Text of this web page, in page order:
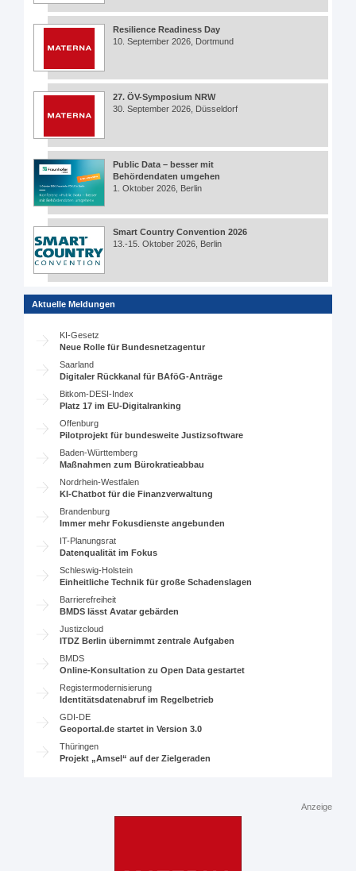
Resilience Readiness Day
10. September 2026, Dortmund
27. ÖV-Symposium NRW
30. September 2026, Düsseldorf
Public Data – besser mit
Behördendaten umgehen
1. Oktober 2026, Berlin
Smart Country Convention 2026
13.-15. Oktober 2026, Berlin
Aktuelle Meldungen
KI-Gesetz
Neue Rolle für Bundesnetzagentur
Saarland
Digitaler Rückkanal für BAföG-Anträge
Bitkom-DESI-Index
Platz 17 im EU-Digitalranking
Offenburg
Pilotprojekt für bundesweite Justizsoftware
Baden-Württemberg
Maßnahmen zum Bürokratieabbau
Nordrhein-Westfalen
KI-Chatbot für die Finanzverwaltung
Brandenburg
Immer mehr Fokusdienste angebunden
IT-Planungsrat
Datenqualität im Fokus
Schleswig-Holstein
Einheitliche Technik für große Schadenslagen
Barrierefreiheit
BMDS lässt Avatar gebärden
Justizcloud
ITDZ Berlin übernimmt zentrale Aufgaben
BMDS
Online-Konsultation zu Open Data gestartet
Registermodernisierung
Identitätsdatenabruf im Regelbetrieb
GDI-DE
Geoportal.de startet in Version 3.0
Thüringen
Projekt „Amsel“ auf der Zielgeraden
Anzeige